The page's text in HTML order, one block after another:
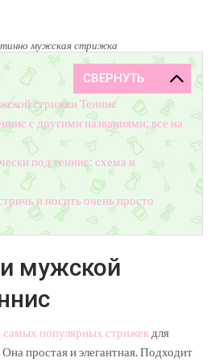
мужская стрижка
стрижки Теннис
с другими названиями: все на
под теннис: схема и
и носить очень просто
мужской
самых популярных стрижек для
простая и элегантная. Подходит